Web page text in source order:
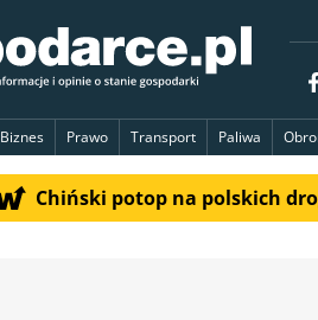
Biznes Prawo Transport Paliwa
Chiński potop na polskich